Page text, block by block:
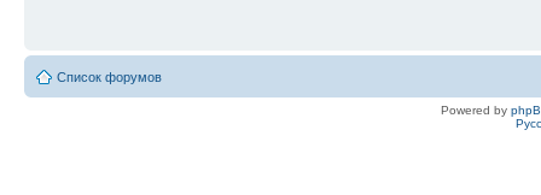
Список форумов
Powered by